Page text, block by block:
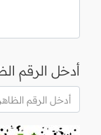
أدخل الرقم